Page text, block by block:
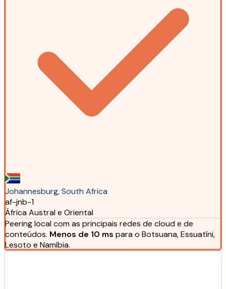
Johannesburg, South Africa
af-jnb-1
África Austral e Oriental
Peering local com as principais redes de cloud e de
conteúdos. Menos de 10 ms para o Botsuana, Essuatíni,
Lesoto e Namíbia.